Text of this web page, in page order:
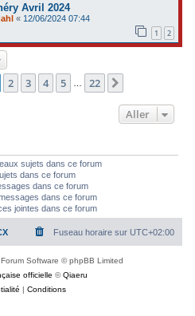
Avril 2024
« 12/06/2024 07:44
1 2
1sur22
2 3 4 5 22
Aller
sujets dans ce forum
dans ce forum
dans ce forum
dans ce forum
jointes dans ce forum
Fuseau horaire sur UTC+02:00
Software © phpBB Limited
officielle ©Qiaeru
| Conditions